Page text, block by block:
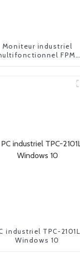
Moniteur industriel
FPM-
industriel TPC-2101L
Windows 10